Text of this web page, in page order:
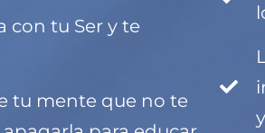
con tu Ser y te
tu mente que no te